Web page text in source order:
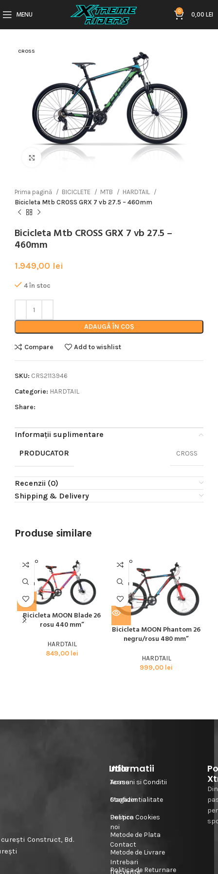
MENU 0 0,00LEI
CROSS
Click to enlarge
Prima pagină BICICLETE MTB
HARDTAIL
Bicicleta Mtb CROSS GRX 7 vb 27.5 – 460mm
Bicicleta Mtb CROSS GRX 7 vb 27.5 –
460mm
1.949,00 lei
4 în stoc
ADAUGĂ ÎN COȘ
Compare Add to wishlist
SKU: CRS2113946
Categorie: HARDTAIL
Share:
Informații suplimentare
PRODUCATOR
CROSS
Recenzii (0)
Shipping & Delivery
Produse similare
SOLD O
UT
MOON
Bicicleta MOON Blade 26
rosu 440 mm”
HARDTAIL
849,00 lei
SOLD O
UT
MOON
Bicicleta MOON Phantom 26
negru/rosu 480 mm”
HARDTAIL
999,00 lei
Construct, Bd.
Informatii
Acasa
Magazin
Despre
noi
Contact
Intrebari
frecvente
Utile
Termeni si Conditii
Confidentialitate
Politica Cookies
Metode de Plata
Metode de Livrare
Politica de Returnare
Din